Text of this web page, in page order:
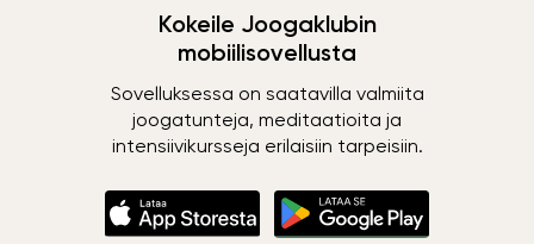
Kokeile Joogaklubin
mobiilisovellusta
Sovelluksessa on saatavilla valmiita
joogatunteja, meditaatioita ja
intensiivikursseja erilaisiin tarpeisiin.